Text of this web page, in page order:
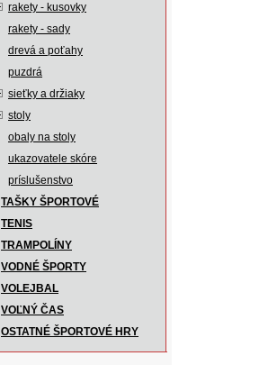
rakety - kusovky
rakety - sady
drevá a poťahy
puzdrá
sieťky a držiaky
stoly
obaly na stoly
ukazovatele skóre
príslušenstvo
TAŠKY ŠPORTOVÉ
TENIS
TRAMPOLÍNY
VODNÉ ŠPORTY
VOLEJBAL
VOĽNÝ ČAS
OSTATNÉ ŠPORTOVÉ HRY